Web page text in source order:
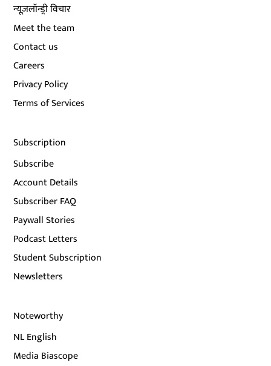
न्यूज़लॉन्ड्री विचार
Meet the team
Contact us
Careers
Privacy Policy
Terms of Services
Subscription
Subscribe
Account Details
Subscriber FAQ
Paywall Stories
Podcast Letters
Student Subscription
Newsletters
Noteworthy
NL English
Media Biascope